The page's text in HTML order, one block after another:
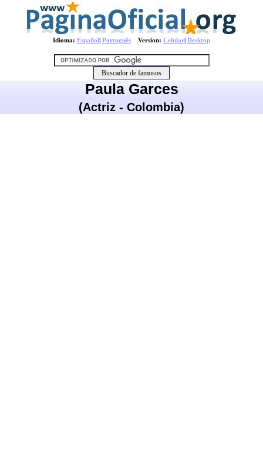
Idioma: Español| Português Version: Celular| Desktop
Paula Garces
(Actriz - Colombia)